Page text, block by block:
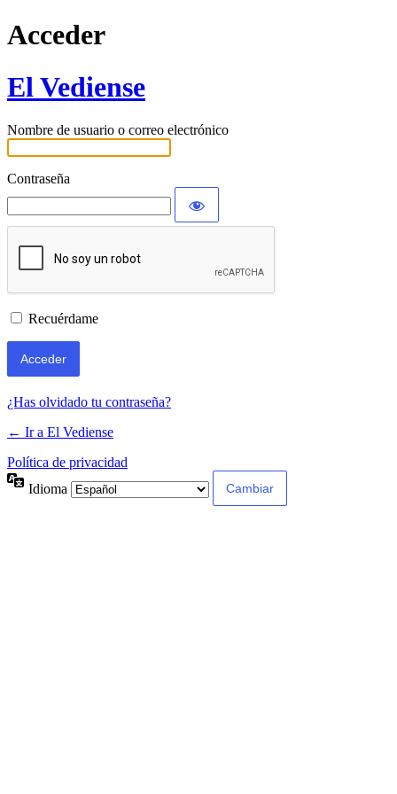
Acceder
El Vediense
Nombre de usuario o correo electrónico
Contraseña
Recuérdame
¿Has olvidado tu contraseña?
← Ir a El Vediense
Política de privacidad
Idioma